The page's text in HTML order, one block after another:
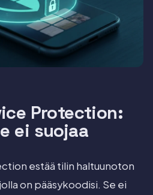
Protection:
ei suojaa
estää tilin haltuunoton
on pääsykoodisi. Se ei